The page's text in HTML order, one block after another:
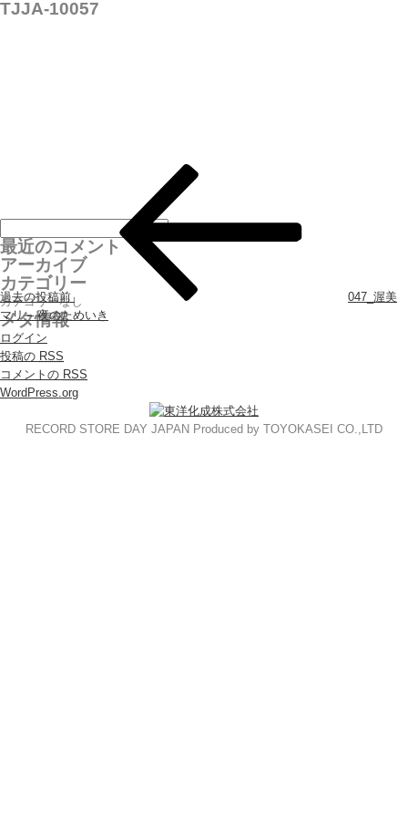
TJJA-10057
過去の投稿前
047_渥美
マリ – 夜のためいき
最近のコメント
アーカイブ
カテゴリー
カテゴリーなし
メタ情報
ログイン
投稿の RSS
コメントの RSS
WordPress.org
RECORD STORE DAY JAPAN Produced by TOYOKASEI CO.,LTD